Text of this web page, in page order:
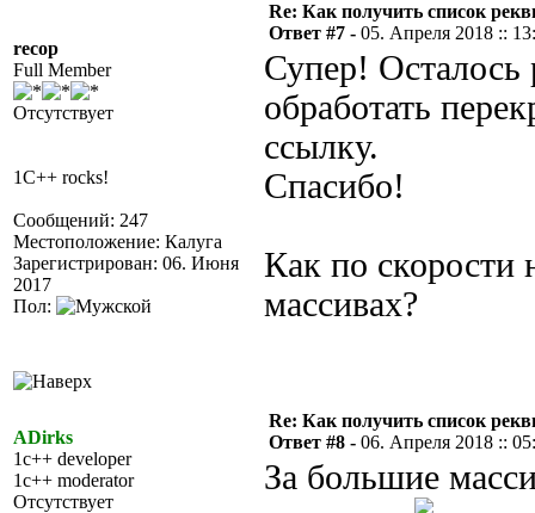
recop
Full Member
Отсутствует
1C++ rocks!
Сообщений: 247
Местоположение: Калуга
Зарегистрирован: 06. Июня
2017
Пол:
Re: Как получить список
Ответ #7 - 05. Апреля 2018 ::
Супер! Осталось
обработать
ссылку.
Спасибо!
Как по скорости
массивах?
ADirks
1c++ developer
1c++ moderator
Отсутствует
Re: Как получить список
Ответ #8 - 06. Апреля 2018 ::
За большие